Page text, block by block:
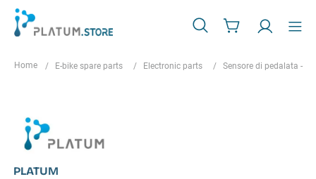
E-bike spare parts Electronic parts Sensore di pedalata -
PLATUM